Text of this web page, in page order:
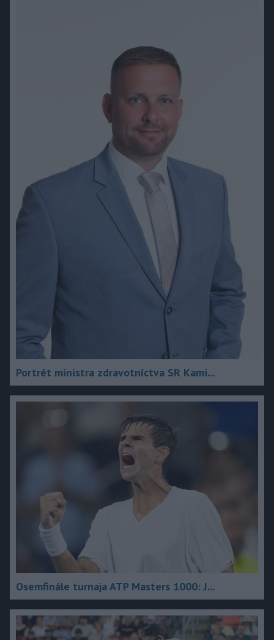
Portrét ministra zdravotníctva SR Kami...
Osemfinále turnaja ATP Masters 1000: J...